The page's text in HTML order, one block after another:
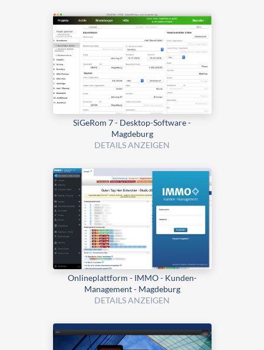
SiGeRom 7 - Desktop-Software -
Magdeburg
DETAILS ANZEIGEN
Onlineplattform - IMMO - Kunden-
Management - Magdeburg
DETAILS ANZEIGEN